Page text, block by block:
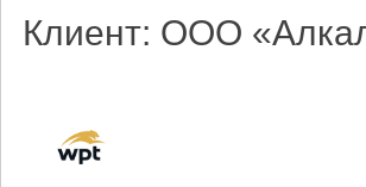
Клиент: ООО